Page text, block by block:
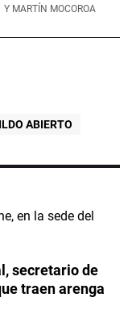
Y MARTÍN MOCOROA
ABIERTO
secretario de
traen arenga